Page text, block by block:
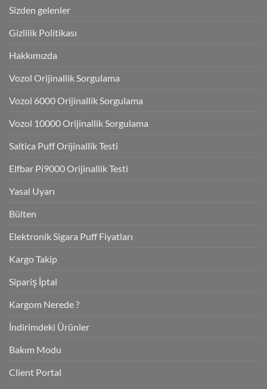
Sizden gelenler
Gizlilik Politikası
Hakkımızda
Vozol Orijinallik Sorgulama
Vozol 6000 Orijinallik Sorgulama
Vozol 10000 Orijinallik Sorgulama
Saltica Puff Orijinallik Testi
Elfbar Pi9000 Orijinallik Testi
Yasal Uyarı
Bülten
Elektronik Sigara Puff Fiyatları
Kargo Takip
Sipariş İptal
Kargom Nerede ?
İndirimdeki Ürünler
Bakım Modu
Client Portal